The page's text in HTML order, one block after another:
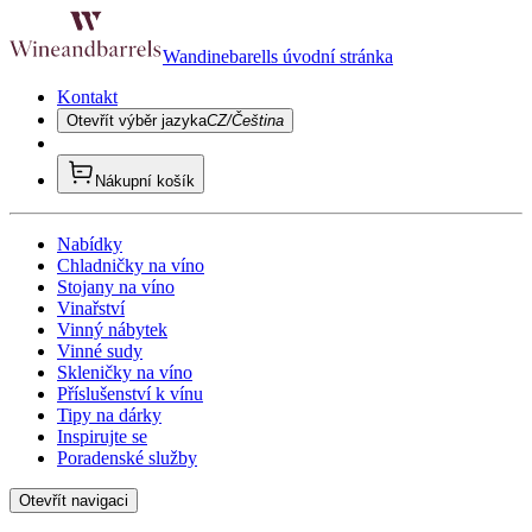
Wandinebarells úvodní stránka
Kontakt
Otevřít výběr jazykaCZ/Čeština
Nákupní košík
Nabídky
Chladničky na víno
Stojany na víno
Vinařství
Vinný nábytek
Vinné sudy
Skleničky na víno
Příslušenství k vínu
Tipy na dárky
Inspirujte se
Poradenské služby
Otevřít navigaci